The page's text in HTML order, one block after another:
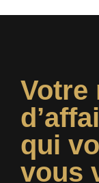
Votre
qui
vous